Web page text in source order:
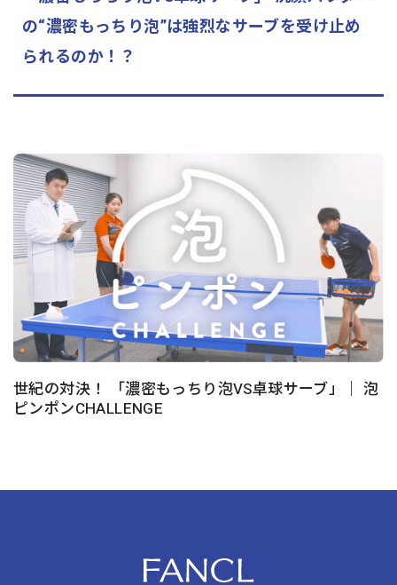
の“濃密もっちり泡”は強烈なサーブを受け止め
られるのか！？
世紀の対決！ 「濃密もっちり泡VS卓球サーブ」｜ 泡
ピンポンCHALLENGE